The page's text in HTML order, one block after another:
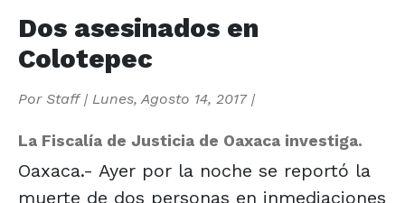
Dos asesinados en
Colotepec
Por Staff| Lunes, Agosto 14, 2017|
La Fiscalía de Justicia de Oaxaca investiga.
Oaxaca.- Ayer por la noche se reportó la
muerte de dos personas en inmediaciones